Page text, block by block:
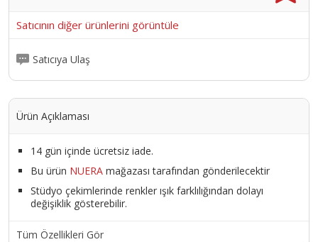
Satıcının diğer ürünlerini görüntüle
Satıcıya Ulaş
Ürün Açıklaması
14 gün içinde ücretsiz iade.
Bu ürün NUERA mağazası tarafından gönderilecektir
Stüdyo çekimlerinde renkler ışık farklılığından dolayı
değişiklik gösterebilir.
Tüm Özellikleri Gör